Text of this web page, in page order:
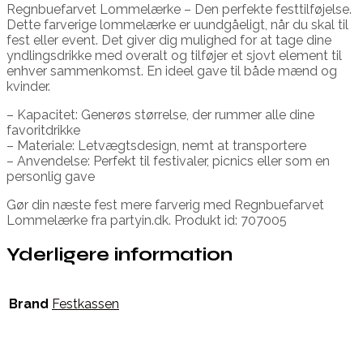
Regnbuefarvet Lommelærke – Den perfekte festtilføjelse.
Dette farverige lommelærke er uundgåeligt, når du skal til
fest eller event. Det giver dig mulighed for at tage dine
yndlingsdrikke med overalt og tilføjer et sjovt element til
enhver sammenkomst. En ideel gave til både mænd og
kvinder.
– Kapacitet: Generøs størrelse, der rummer alle dine
favoritdrikke
– Materiale: Letvægtsdesign, nemt at transportere
– Anvendelse: Perfekt til festivaler, picnics eller som en
personlig gave
Gør din næste fest mere farverig med Regnbuefarvet
Lommelærke fra partyin.dk. Produkt id: 707005
Yderligere information
Brand Festkassen